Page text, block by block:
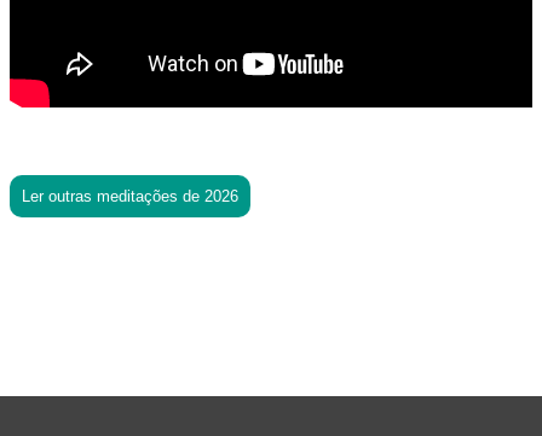
Ler outras meditações de 2026